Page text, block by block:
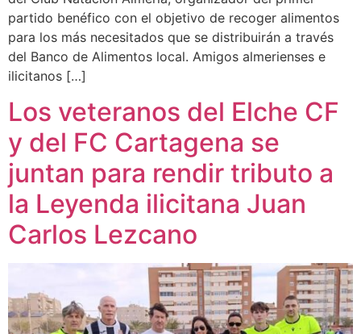
partido benéfico con el objetivo de recoger alimentos
para los más necesitados que se distribuirán a través
del Banco de Alimentos local. Amigos almerienses e
ilicitanos […]
Los veteranos del Elche CF
y del FC Cartagena se
juntan para rendir tributo a
la Leyenda ilicitana Juan
Carlos Lezcano